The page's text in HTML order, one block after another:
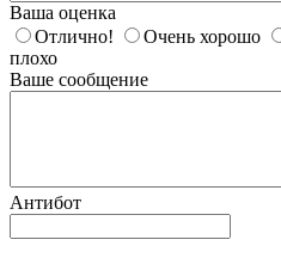
Ваша оценка
Отлично!
Очень хорошо
плохо
Ваше сообщение
Антибот